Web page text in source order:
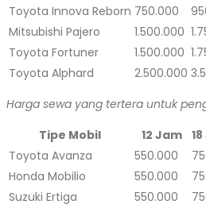
Toyota Innova Reborn 750.000
Mitsubishi Pajero
1.500.000
Toyota Fortuner
1.500.000
Toyota Alphard
2.500.000
Harga sewa yang tertera untuk
Tipe Mobil
12 Jam
Toyota Avanza
550.000
Honda Mobilio
550.000
Suzuki Ertiga
550.000